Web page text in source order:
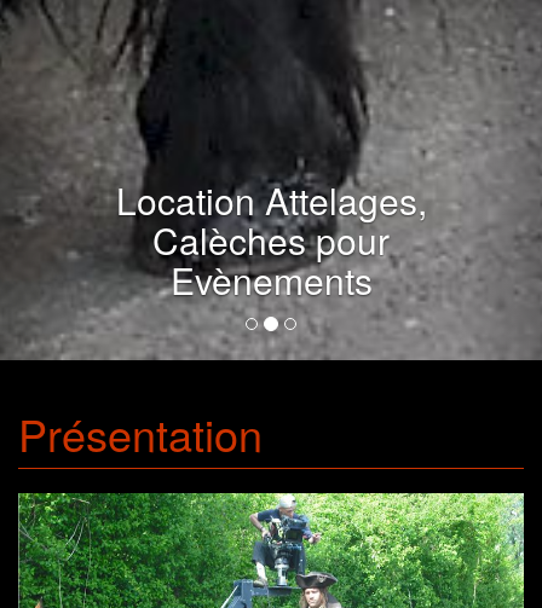
Location Attelages,
Calèches pour
Evènements
Présentation